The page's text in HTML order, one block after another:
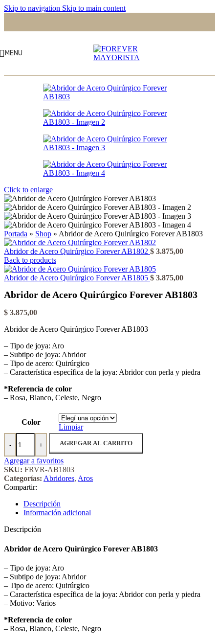
Skip to navigation Skip to main content
MENU
Click to enlarge
Portada » Shop » Abridor de Acero Quirúrgico Forever AB1803
Abridor de Acero Quirúrgico Forever AB1802 $ 3.875,00
Back to products
Abridor de Acero Quirúrgico Forever AB1805 $ 3.875,00
Abridor de Acero Quirúrgico Forever AB1803
$ 3.875,00
Abridor de Acero Quirúrgico Forever AB1803
– Tipo de joya: Aro
– Subtipo de joya: Abridor
– Tipo de acero: Quirúrgico
– Característica específica de la joya: Abridor con perla y piedra
*Referencia de color
– Rosa, Blanco, Celeste, Negro
Color
Limpiar
-
Abridor de Acero Quirúrgico Forever AB1803 cantidad
+ AGREGAR AL CARRITO
Agregar a favoritos
SKU: FRVR-AB1803
Categorías: Abridores, Aros
Compartir:
Descripción
Información adicional
Descripción
Abridor de Acero Quirúrgico Forever AB1803
– Tipo de joya: Aro
– Subtipo de joya: Abridor
– Tipo de acero: Quirúrgico
– Característica específica de la joya: Abridor con perla y piedra
– Motivo: Varios
*Referencia de color
– Rosa, Blanco, Celeste, Negro